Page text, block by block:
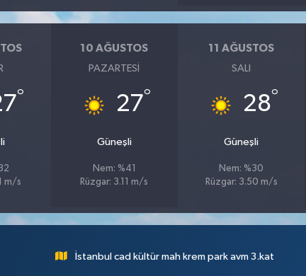
°
m/s
10 AĞUSTOS
PAZARTESI
27°
Güneşli
Nem: %41
Rüzgar: 3.11 m/s
11 AĞUSTOS
SALI
28°
Güneşli
Nem: %30
Rüzgar: 3.50 m/s
İstanbul cad kültür mah krem park avm 3.kat